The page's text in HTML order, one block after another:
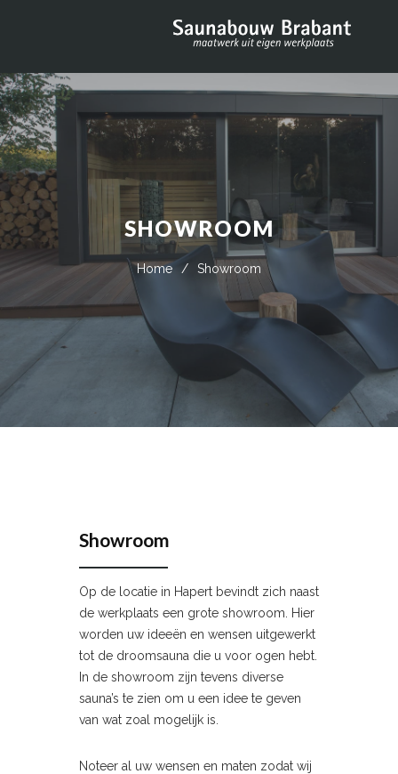
SHOWROOM
Home / Showroom
Showroom
Op de locatie in Hapert bevindt zich naast
de werkplaats een grote showroom. Hier
worden uw ideeën en wensen uitgewerkt
tot de droomsauna die u voor ogen hebt.
In de showroom zijn tevens diverse
sauna’s te zien om u een idee te geven
van wat zoal mogelijk is.
Noteer al uw wensen en maten zodat wij